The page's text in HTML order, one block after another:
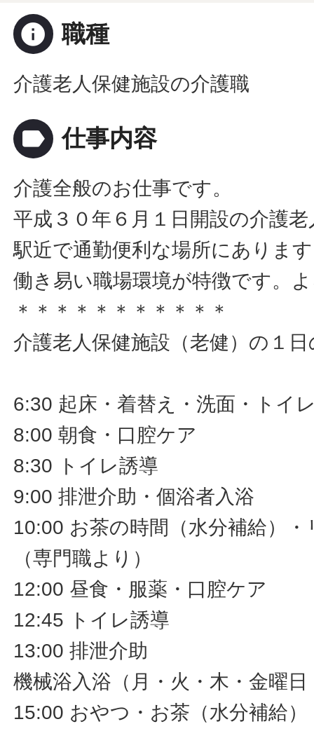
info 職種
介護老人保健施設の介護職
label 仕事内容
介護全般のお仕事です。
平成３０年６月１日開設の介護
駅近で通勤便利な場所にありま
働き易い職場環境が特徴です。
＊＊＊＊＊＊＊＊＊＊＊
介護老人保健施設（老健）の１
6:30 起床・着替え・洗面・トイ
8:00 朝食・口腔ケア
8:30 トイレ誘導
9:00 排泄介助・個浴者入浴
10:00 お茶の時間（水分補給）
（専門職より）
12:00 昼食・服薬・口腔ケア
12:45 トイレ誘導
13:00 排泄介助
機械浴入浴（月・火・木・金曜
15:00 おやつ・お茶（水分補給）